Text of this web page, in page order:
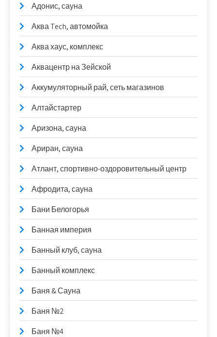
Адонис, сауна
Аква Tech, автомойка
Аква хаус, комплекс
Аквацентр на Зейской
Аккумуляторный рай, сеть магазинов
Алтайстартер
Аризона, сауна
Ариран, сауна
Атлант, спортивно-оздоровительный центр
Афродита, сауна
Бани Белогорья
Банная империя
Банный клуб, сауна
Банный комплекс
Баня & Сауна
Баня №2
Баня №4